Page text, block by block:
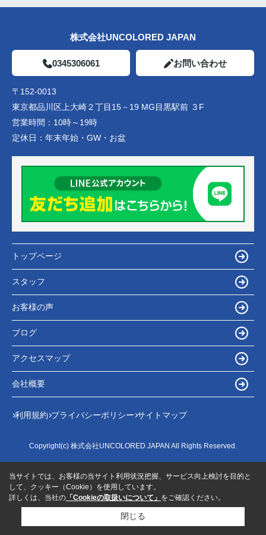
株式会社UNCOLORED JAPAN
0345306061 お問い合わせ
〒152-0013
東京都品川区上大崎２丁目15－19 MG目黒駅前 ３F
営業時間： 10時～19時
定休日： 年末年始・GW・お盆
トップページ
スタッフ
お客様の声
ブログ
アクセスマップ
会社概要
利用規約 プライバシーポリシー サイトマップ
Copyright(c) 株式会社UNCOLORED JAPAN All Rights Reserved.
当サイトでは、お客様の当サイト利用状況把握、サービス向上検討を目的と
して、クッキー（Cookie）を使用しています。
詳しくは、当社の 「Cookieの取扱いについて」 をご確認ください。
閉じる